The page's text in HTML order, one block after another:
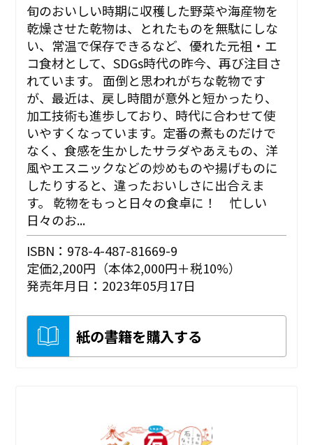
旬のおいしい時期に収穫した野菜や海産物を
乾燥させた乾物は、とれたものを無駄にしな
い、常温で保存できるなど、優れた元祖・エ
コ食材として、SDGs時代の昨今、再び注目さ
れています。 面倒と思われがちな乾物です
が、最近は、戻し時間が意外と短かったり、
加工技術も進歩しており、時代に合わせて使
いやすくなっています。定番の煮ものだけで
なく、食感を生かしたサラダやあえもの、洋
風やエスニックなどの炒めものや揚げものに
したりすると、違ったおいしさに出合えま
す。 乾物をもっと日々の食卓に！ 忙しい
日々のお...
ISBN：978-4-487-81669-9
定価2,200円（本体2,000円＋税10%）
発売年月日：2023年05月17日
紙の書籍を購入する